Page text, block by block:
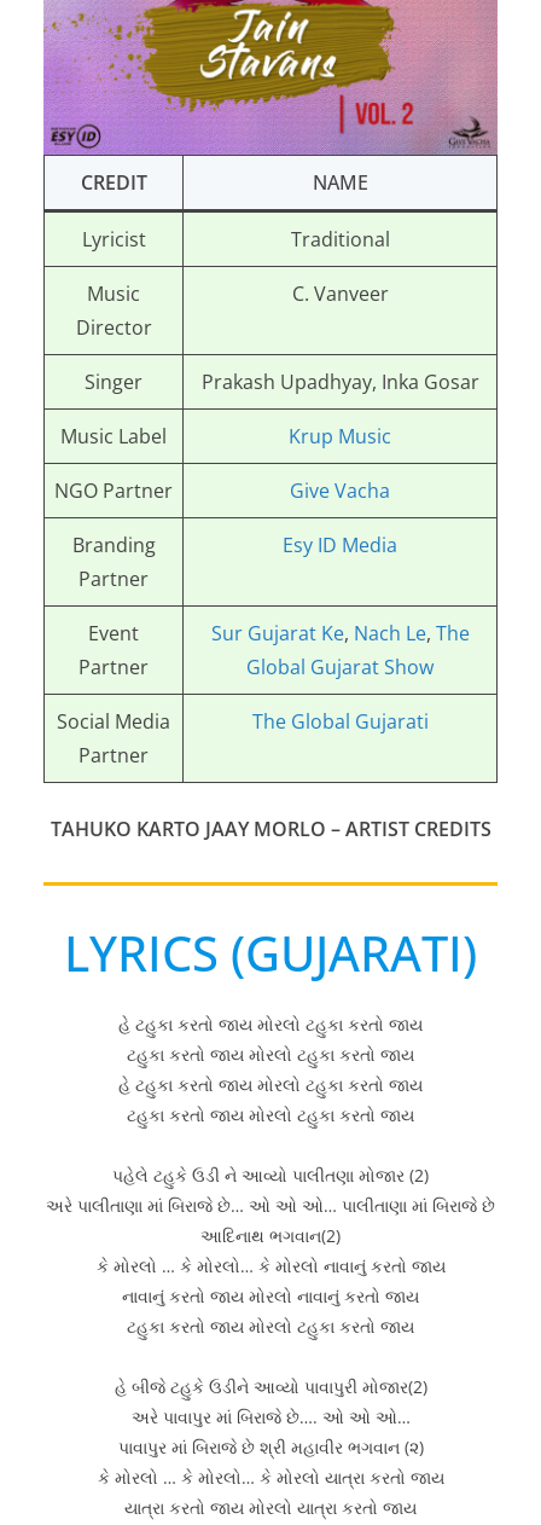
CREDIT NAME
Lyricist Traditional
Music
Director
C. Vanveer
Singer Prakash Upadhyay, Inka Gosar
Music Label Krup Music
NGO Partner Give Vacha
Branding
Partner
Esy ID Media
Event
Partner
Sur Gujarat Ke, Nach Le, The
Global Gujarat Show
Social Media
Partner
The Global Gujarati
TAHUKO KARTO JAAY MORLO – ARTIST CREDITS
LYRICS (GUJARATI)
હે ટહુકા કરતો જાય મોરલો ટહુકા કરતો જાય
ટહુકા કરતો જાય મોરલો ટહુકા કરતો જાય
હે ટહુકા કરતો જાય મોરલો ટહુકા કરતો જાય
ટહુકા કરતો જાય મોરલો ટહુકા કરતો જાય
પહેલે ટહુકે ઉડી ને આવ્યો પાલીતણા મોજાર (2)
અરે પાલીતાણા માં બિરાજે છે… ઓ ઓ ઓ… પાલીતાણા માં બિરાજે છે
આદિનાથ ભગવાન(2)
કે મોરલો … કે મોરલો… કે મોરલો નાવાનું કરતો જાય
નાવાનું કરતો જાય મોરલો નાવાનું કરતો જાય
ટહુકા કરતો જાય મોરલો ટહુકા કરતો જાય
હે બીજે ટહુકે ઉડીને આવ્યો પાવાપુરી મોજાર(2)
અરે પાવાપુર માં બિરાજે છે…. ઓ ઓ ઓ…
પાવાપુર માં બિરાજે છે શ્રી મહાવીર ભગવાન (૨)
કે મોરલો … કે મોરલો… કે મોરલો યાત્રા કરતો જાય
યાત્રા કરતો જાય મોરલો યાત્રા કરતો જાય